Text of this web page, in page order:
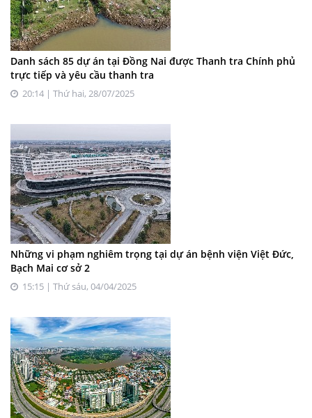
Danh sách 85 dự án tại Đồng Nai được Thanh tra Chính phủ
trực tiếp và yêu cầu thanh tra
20:14 | Thứ hai, 28/07/2025
Những vi phạm nghiêm trọng tại dự án bệnh viện Việt Đức,
Bạch Mai cơ sở 2
15:15 | Thứ sáu, 04/04/2025